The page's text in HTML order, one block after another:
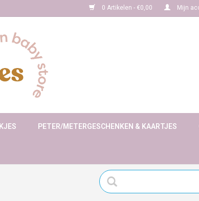
0 Artikelen - €0,00 Mijn
PETER/METERGESCHENKEN & KAARTJES